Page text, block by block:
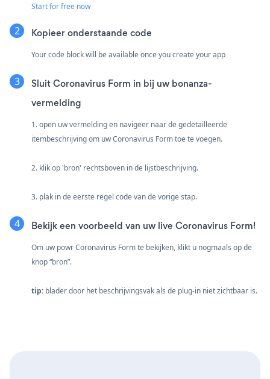
Start for free now
Kopieer onderstaande code
Your code block will be available once you create your app
Sluit Coronavirus Form in bij uw bonanza-
vermelding
1. open uw vermelding en navigeer naar de gedetailleerde
itembeschrijving om uw Coronavirus Form toe te voegen.
2. klik op 'bron' rechtsboven in de lijstbeschrijving.
3. plak in de eerste regel code van de vorige stap.
Bekijk een voorbeeld van uw live Coronavirus Form!
Om uw powr Coronavirus Form te bekijken, klikt u nogmaals op de
knop “bron”.
tip: blader door het beschrijvingsvak als de plug-in niet zichtbaar is.